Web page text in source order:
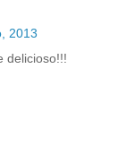
2013
delicioso!!!